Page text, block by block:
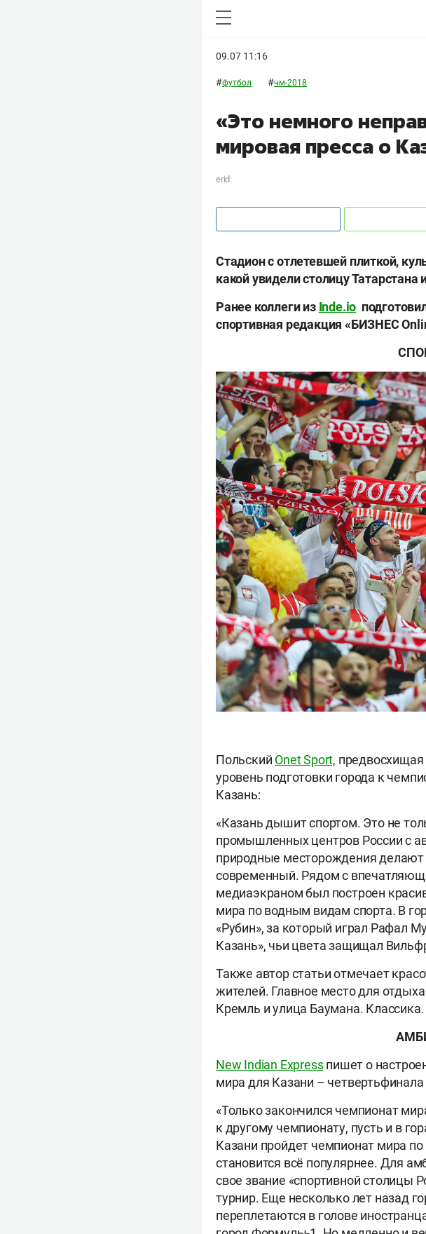
09.07 11:16
#футбол #чм-2018
«Это немного
мировая пресса о
erid:
Стадион с отлетевшей плиткой,
какой увидели столицу
Ранее коллеги из Inde.io
спортивная редакция «БИЗНЕС
Польский Onet Sport,
уровень подготовки города к
Казань:
«Казань дышит спортом. Это не
промышленных центров России с
природные месторождения
современный. Рядом с
медиаэкраном был построен
мира по водным видам спорта. В
«Рубин», за который играл Рафал
Казань», чьи цвета защищал
Также автор статьи отмечает
жителей. Главное место для
Кремль и улица Баумана. Классика.
New Indian Expressпишет о
мира для Казани – четвертьфинала
«Только закончился чемпионат
к другому чемпионату, пусть и в
Казани пройдет чемпионат мира
становится всё популярнее. Для
свое звание «спортивной столицы
турнир. Еще несколько лет назад
переплетаются в голове